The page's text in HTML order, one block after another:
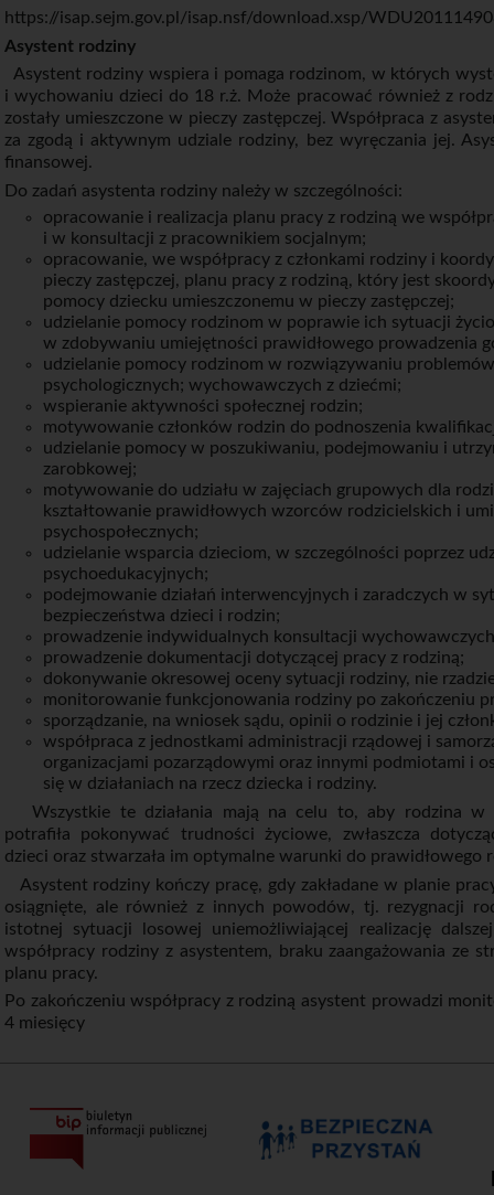
https://isap.sejm.gov.pl/isap.nsf/download.xsp/
Asystent rodziny
Asystent rodziny wspiera i pomaga rodzinom, w których
i wychowaniu dzieci do 18 r.ż. Może pracować również z
zostały umieszczone w pieczy zastępczej. Współpraca z
za zgodą i aktywnym udziale rodziny, bez wyręczania jej.
finansowej.
Do zadań asystenta rodziny należy w szczególności:
opracowanie i realizacja planu pracy z rodziną we
i w konsultacji z pracownikiem socjalnym;
opracowanie, we współpracy z członkami rodziny i
pieczy zastępczej, planu pracy z rodziną, który jest
pomocy dziecku umieszczonemu w pieczy zastępczej;
udzielanie pomocy rodzinom w poprawie ich sytuacji
w zdobywaniu umiejętności prawidłowego prowadzenia
udzielanie pomocy rodzinom w rozwiązywaniu
psychologicznych; wychowawczych z dziećmi;
wspieranie aktywności społecznej rodzin;
motywowanie członków rodzin do podnoszenia
udzielanie pomocy w poszukiwaniu, podejmowaniu i
zarobkowej;
motywowanie do udziału w zajęciach grupowych dla
kształtowanie prawidłowych wzorców rodzicielskich i
psychospołecznych;
udzielanie wsparcia dzieciom, w szczególności poprzez
psychoedukacyjnych;
podejmowanie działań interwencyjnych i zaradczych w
bezpieczeństwa dzieci i rodzin;
prowadzenie indywidualnych konsultacji
prowadzenie dokumentacji dotyczącej pracy z rodziną;
dokonywanie okresowej oceny sytuacji rodziny, nie
monitorowanie funkcjonowania rodziny po zakończeniu
sporządzanie, na wniosek sądu, opinii o rodzinie i jej
współpraca z jednostkami administracji rządowej i
organizacjami pozarządowymi oraz innymi podmiotami i
się w działaniach na rzecz dziecka i rodziny.
Wszystkie te działania mają na celu to, aby rodzina w
potrafiła pokonywać trudności życiowe, zwłaszcza
dzieci oraz stwarzała im optymalne warunki do prawidłowego
Asystent rodziny kończy pracę, gdy zakładane w planie
osiągnięte, ale również z innych powodów, tj. rezygnacji
istotnej sytuacji losowej uniemożliwiającej realizację
współpracy rodziny z asystentem, braku zaangażowania ze
planu pracy.
Po zakończeniu współpracy z rodziną asystent prowadzi
4 miesięcy